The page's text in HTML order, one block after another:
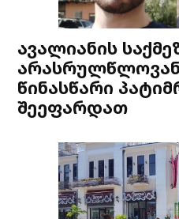
ავალიანის
წინასწარი
შეეფარდათ